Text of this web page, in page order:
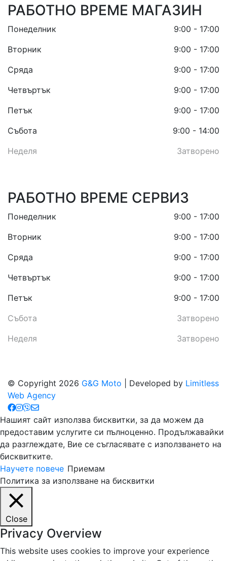
РАБОТНО ВРЕМЕ МАГАЗИН
Понеделник
9:00 - 17:00
Вторник
9:00 - 17:00
Сряда
9:00 - 17:00
Четвъртък
9:00 - 17:00
Петък
9:00 - 17:00
Събота
9:00 - 14:00
Неделя
Затворено
РАБОТНО ВРЕМЕ СЕРВИЗ
Понеделник
9:00 - 17:00
Вторник
9:00 - 17:00
Сряда
9:00 - 17:00
Четвъртък
9:00 - 17:00
Петък
9:00 - 17:00
Събота
Затворено
Неделя
Затворено
© Copyright 2026 G&G Moto | Developed by Limitless
Web Agency
Нашият сайт използва бисквитки, за да можем да
предоставим услугите си пълноценно. Продължавайки
да разглеждате, Вие се съгласявате с използването на
бисквитките.
Научете повече Приемам
Политика за използване на бисквитки
Close
Privacy Overview
This website uses cookies to improve your experience